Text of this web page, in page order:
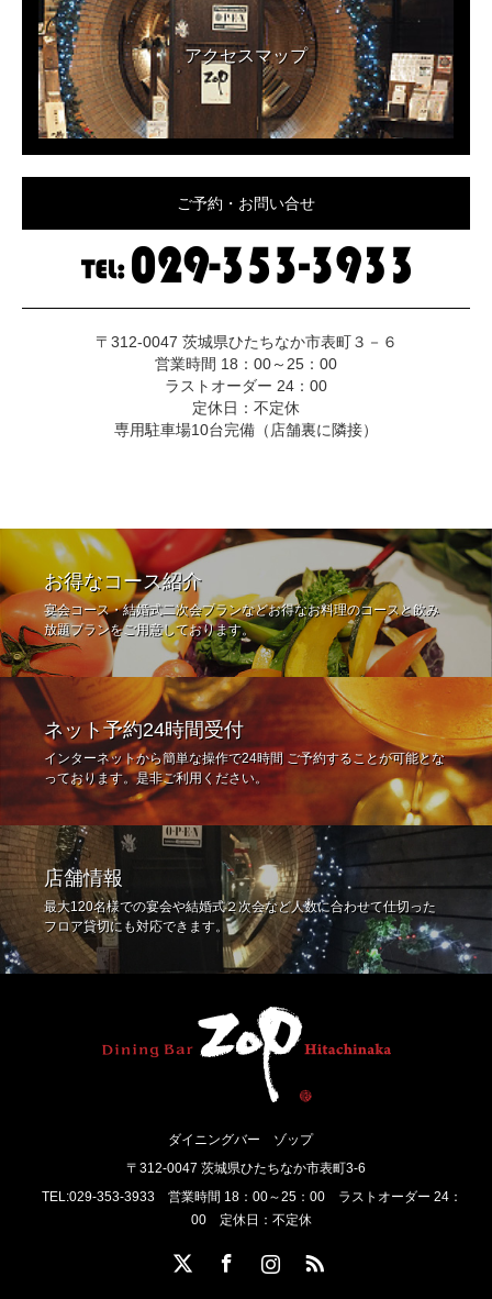
アクセスマップ
ご予約・お問い合せ
〒312-0047 茨城県ひたちなか市表町３－６
営業時間 18：00～25：00
ラストオーダー 24：00
定休日：不定休
専用駐車場10台完備（店舗裏に隣接）
お得なコース紹介
宴会コース・結婚式二次会プランなどお得なお料理のコースと飲み
放題プランをご用意しております。
ネット予約24時間受付
インターネットから簡単な操作で24時間 ご予約することが可能とな
っております。是非ご利用ください。
店舗情報
最大120名様での宴会や結婚式２次会など人数に合わせて仕切った
フロア貸切にも対応できます。
ダイニングバー ゾップ
〒312-0047 茨城県ひたちなか市表町3-6
TEL:029-353-3933 営業時間 18：00～25：00 ラストオーダー 24：
00 定休日：不定休
InstagramRSS